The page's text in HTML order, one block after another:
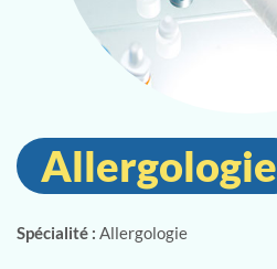
Allergologie
Spécialité : Allergologie